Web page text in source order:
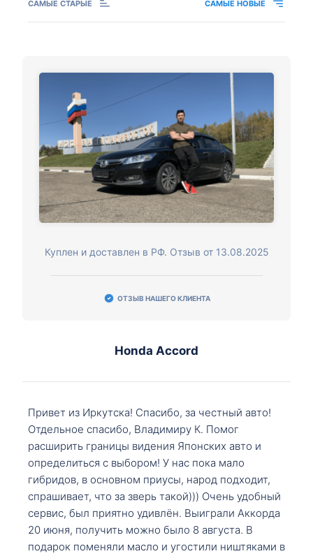
САМЫЕ СТАРЫЕ САМЫЕ НОВЫЕ
Куплен и доставлен в РФ. Отзыв от 13.08.2025
ОТЗЫВ НАШЕГО КЛИЕНТА
Honda Accord
Привет из Иркутска! Спасибо, за честный авто!
Отдельное спасибо, Владимиру К. Помог
расширить границы видения Японских авто и
определиться с выбором! У нас пока мало
гибридов, в основном приусы, народ подходит,
спрашивает, что за зверь такой))) Очень удобный
сервис, был приятно удивлён. Выиграли Аккорда
20 июня, получить можно было 8 августа. В
подарок поменяли масло и угостили ништяками в